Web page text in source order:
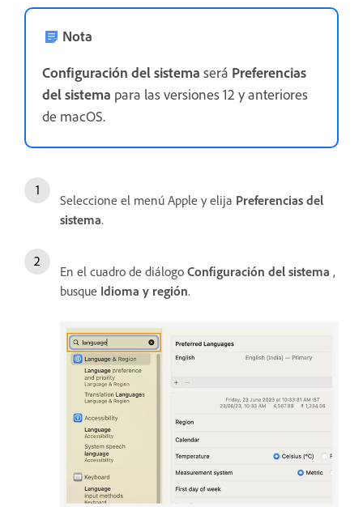
Nota
Configuración del sistema será Preferencias
del sistema para las versiones 12 y anteriores
de macOS.
Seleccione el menú Apple y elija Preferencias del
sistema.
En el cuadro de diálogo Configuración del sistema ,
busque Idioma y región.